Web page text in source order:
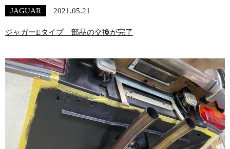
JAGUAR 2021.05.21
ジャガーEタイプ 部品の交換が完了